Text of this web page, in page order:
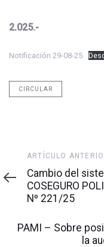
2.025.-
Notificación 29-08-25
CIRCULAR
Artículo
anterior
ARTÍCULO
Cambio del
COSEGURO
Nº 221/25
artículo
PAMI – Sobre
la